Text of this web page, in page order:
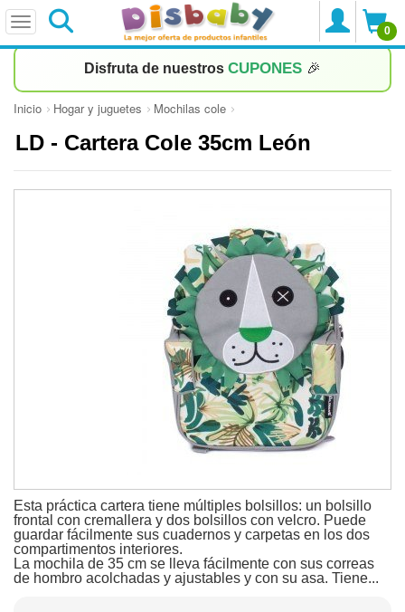
0
Disfruta de nuestros CUPONES 🎉
Inicio Hogar y juguetes Mochilas cole
LD - Cartera Cole 35cm León
Esta práctica cartera tiene múltiples bolsillos: un bolsillo
frontal con cremallera y dos bolsillos con velcro. Puede
guardar fácilmente sus cuadernos y carpetas en los dos
compartimentos interiores.
La mochila de 35 cm se lleva fácilmente con sus correas
de hombro acolchadas y ajustables y con su asa. Tiene...